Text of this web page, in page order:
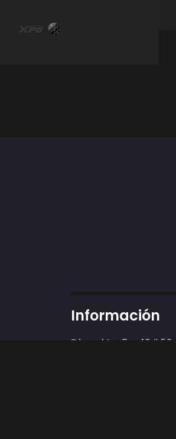
Información
Dirección: Cra 43 #